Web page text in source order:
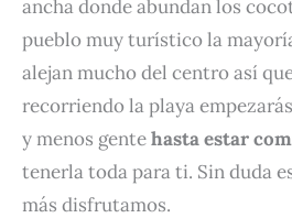
ancha donde abundan los
pueblo muy turístico la
alejan mucho del centro así
recorriendo la playa
y menos gentehasta estar
tenerla toda para ti. Sin duda
más disfrutamos.